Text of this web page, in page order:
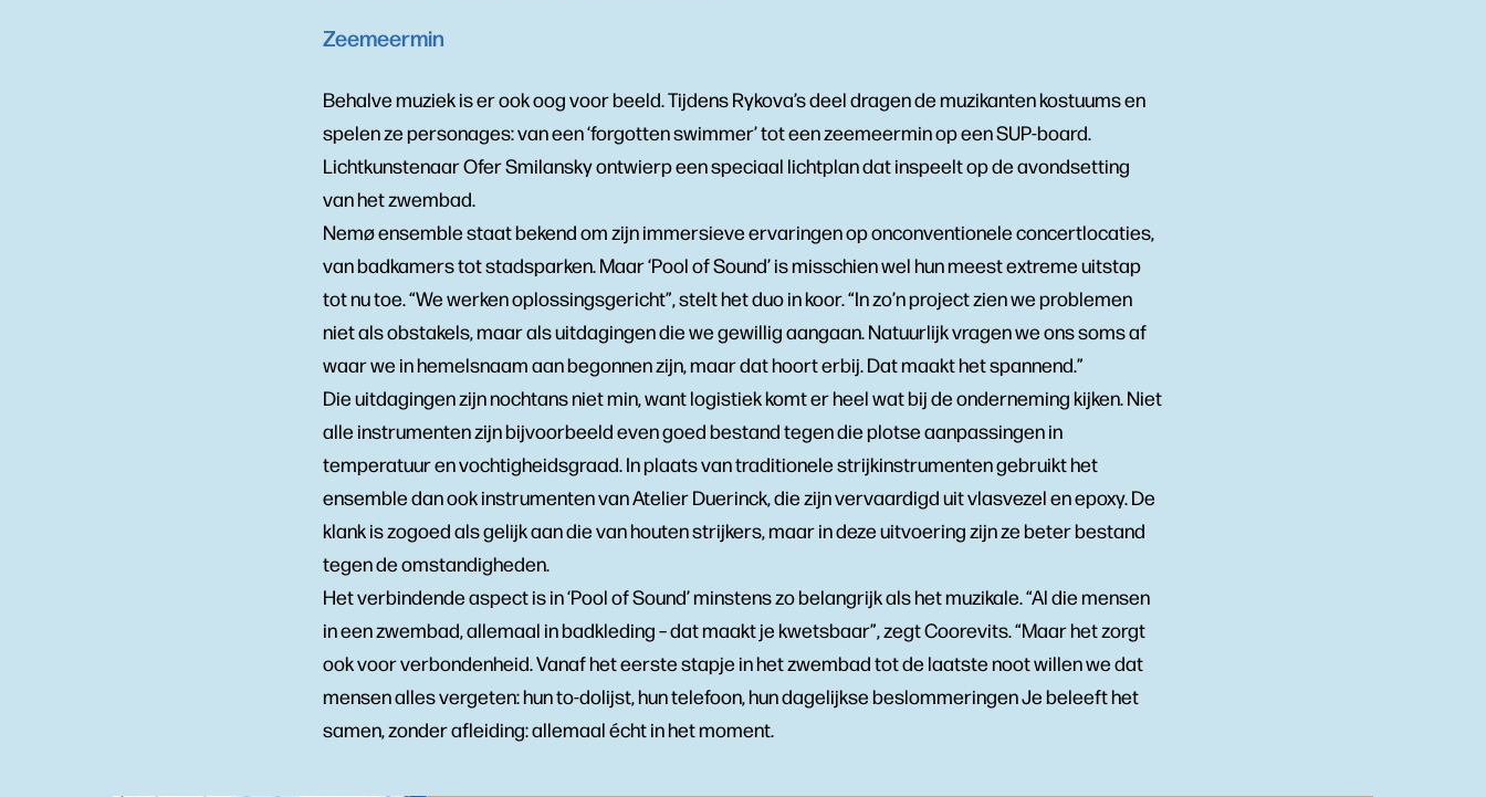
Zeemeermin
Behalve muziek is er ook oog voor beeld. Tijdens Rykova’s deel dragen de muzikanten kostuums en
spelen ze personages: van een ‘forgotten swimmer’ tot een zeemeermin op een SUP-board.
Lichtkunstenaar Ofer Smilansky ontwierp een speciaal lichtplan dat inspeelt op de avondsetting
van het zwembad.
Nemø ensemble staat bekend om zijn immersieve ervaringen op onconventionele concertlocaties,
van badkamers tot stadsparken. Maar ‘Pool of Sound’ is misschien wel hun meest extreme uitstap
tot nu toe. “We werken oplossingsgericht”, stelt het duo in koor. “In zo’n project zien we problemen
niet als obstakels, maar als uitdagingen die we gewillig aangaan. Natuurlijk vragen we ons soms af
waar we in hemelsnaam aan begonnen zijn, maar dat hoort erbij. Dat maakt het spannend.”
Die uitdagingen zijn nochtans niet min, want logistiek komt er heel wat bij de onderneming kijken. Niet
alle instrumenten zijn bijvoorbeeld even goed bestand tegen die plotse aanpassingen in
temperatuur en vochtigheidsgraad. In plaats van traditionele strijkinstrumenten gebruikt het
ensemble dan ook instrumenten van Atelier Duerinck, die zijn vervaardigd uit vlasvezel en epoxy. De
klank is zogoed als gelijk aan die van houten strijkers, maar in deze uitvoering zijn ze beter bestand
tegen de omstandigheden.
Het verbindende aspect is in ‘Pool of Sound’ minstens zo belangrijk als het muzikale. “Al die mensen
in een zwembad, allemaal in badkleding – dat maakt je kwetsbaar”, zegt Coorevits. “Maar het zorgt
ook voor verbondenheid. Vanaf het eerste stapje in het zwembad tot de laatste noot willen we dat
mensen alles vergeten: hun to-dolijst, hun telefoon, hun dagelijkse beslommeringen Je beleeft het
samen, zonder afleiding: allemaal écht in het moment.